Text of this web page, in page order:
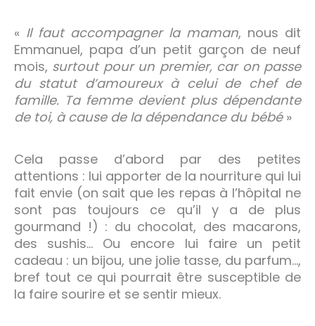
« Il faut accompagner la maman, nous dit
Emmanuel, papa d’un petit garçon de neuf
mois, surtout pour un premier, car on passe
du statut d’amoureux à celui de chef de
famille. Ta femme devient plus dépendante
de toi, à cause de la dépendance du bébé»
Cela passe d’abord par des petites
attentions : lui apporter de la nourriture qui lui
fait envie (on sait que les repas à l’hôpital ne
sont pas toujours ce qu’il y a de plus
gourmand !) : du chocolat, des macarons,
des sushis… Ou encore lui faire un petit
cadeau : un bijou, une jolie tasse, du parfum…,
bref tout ce qui pourrait être susceptible de
la faire sourire et se sentir mieux.